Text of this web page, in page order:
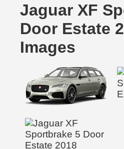
Jaguar XF
Door Estate
Images